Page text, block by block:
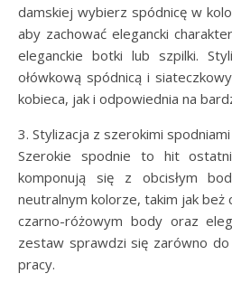
damskiej wybierz spódnicę w
aby zachować elegancki
eleganckie botki lub szpilki.
ołówkową spódnicą i
kobieca, jak i odpowiednia na
3. Stylizacja z szerokimi spodniami
Szerokie spodnie to hit
komponują się z obcisłym
neutralnym kolorze, takim jak beż
czarno-różowym body oraz
zestaw sprawdzi się zarówno
pracy.